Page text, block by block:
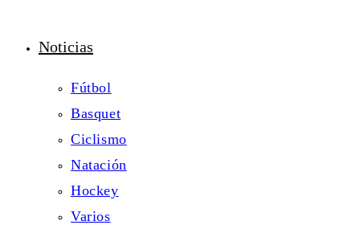
Noticias
Fútbol
Basquet
Ciclismo
Natación
Hockey
Varios